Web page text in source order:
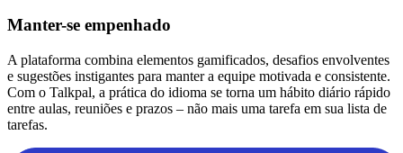
Manter-se empenhado
A plataforma combina elementos gamificados, desafios envolventes
e sugestões instigantes para manter a equipe motivada e consistente.
Com o Talkpal, a prática do idioma se torna um hábito diário rápido
entre aulas, reuniões e prazos – não mais uma tarefa em sua lista de
tarefas.